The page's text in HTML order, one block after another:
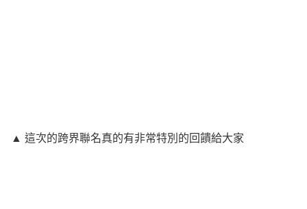
▲ 這次的跨界聯名真的有非常特別的回饋給大家